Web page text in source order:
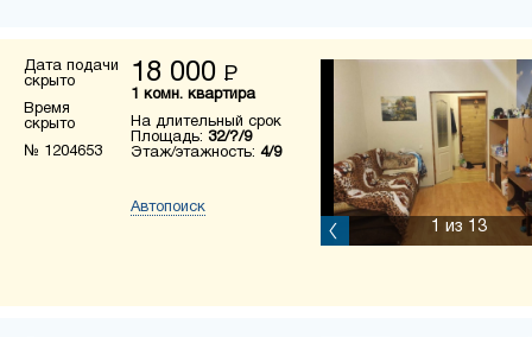
Дата подачи
скрыто
Время
скрыто
№ 1204653
18 000 Р
1 комн. квартира
На длительный срок
Площадь: 32/?/9
Этаж/этажность: 4/9
Автопоиск
1 из 13